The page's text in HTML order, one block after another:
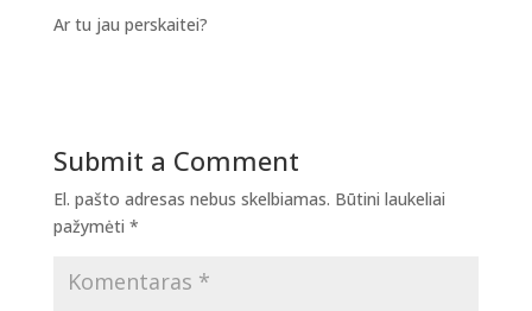
Ar tu jau perskaitei?
Submit a Comment
El. pašto adresas nebus skelbiamas. Būtini laukeliai
pažymėti *